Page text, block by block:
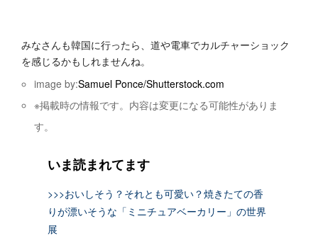
みなさんも韓国に行ったら、道や電車でカルチャーショック
を感じるかもしれませんね。
image by:Samuel Ponce/Shutterstock.com
※掲載時の情報です。内容は変更になる可能性がありま
す。
いま読まれてます
>>>おいしそう？それとも可愛い？焼きたての香
りが漂いそうな「ミニチュアベーカリー」の世界
展